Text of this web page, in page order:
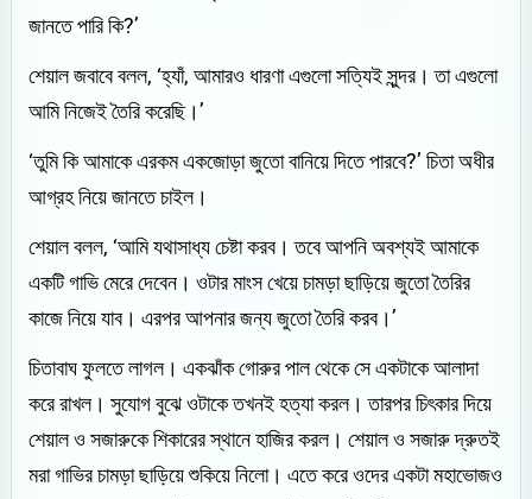
জানতে পারি কি?’
শেয়াল জবাবে বলল, ‘হ্যাঁ, আমারও ধারণা এগুলো সত্যিই সুন্দর। তা এগুলো
আমি নিজেই তৈরি করেছি।’
‘তুমি কি আমাকে এরকম একজোড়া জুতো বানিয়ে দিতে পারবে?’ চিতা অধীর
আগ্রহ নিয়ে জানতে চাইল।
শেয়াল বলল, ‘আমি যথাসাধ্য চেষ্টা করব। তবে আপনি অবশ্যই আমাকে
একটি গাভি মেরে দেবেন। ওটার মাংস খেয়ে চামড়া ছাড়িয়ে জুতো তৈরির
কাজে নিয়ে যাব। এরপর আপনার জন্য জুতো তৈরি করব।’
চিতাবাঘ ফুলতে লাগল। একঝাঁক গোরুর পাল থেকে সে একটাকে আলাদা
করে রাখল। সুযোগ বুঝে ওটাকে তখনই হত্যা করল। তারপর চিৎকার দিয়ে
শেয়াল ও সজারুকে শিকারের স্থানে হাজির করল। শেয়াল ও সজারু দ্রুতই
মরা গাভির চামড়া ছাড়িয়ে শুকিয়ে নিলো। এতে করে ওদের একটা মহাভোজও